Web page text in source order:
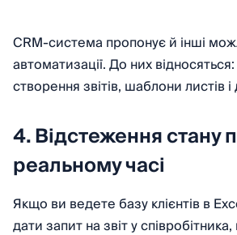
CRM-система пропонує й інші
автоматизації. До них
створення звітів, шаблони листів і
4. Відстеження стану
реальному часі
Якщо ви ведете базу клієнтів в
дати запит на звіт у